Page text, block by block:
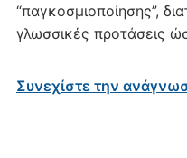
“παγκοσμιοποίησης”,
γλωσσικές προτάσεις
Συνεχίστε την